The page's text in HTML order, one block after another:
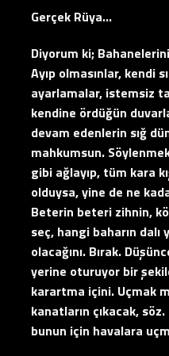
Gerçek Rüya…
Diyorum ki;
Ayıp olmasınlar, kendi
ayarlamalar, istemsiz
kendine ördüğün
devam edenlerin sığ
mahkumsun.
gibi ağlayıp, tüm kara
olduysa, yine de ne
Beterin beteri zihnin,
seç, hangi baharın dalı
olacağını. Bırak.
yerine oturuyor bir
karartma içini. Uçmak
kanatların çıkacak,
bunun için havalara